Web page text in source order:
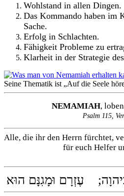
Wohlstand in allen Dingen.
Das Kommando haben im
Sache.
Erfolg in Schlachten.
Fähigkeit Probleme zu
Klarheit in der Strategie
Seine Thematik ist „Auf die Seele
NEMAMIAH,
Psalm 115,
Alle, die ihr den Herrn fürchtet,
für euch Helfer